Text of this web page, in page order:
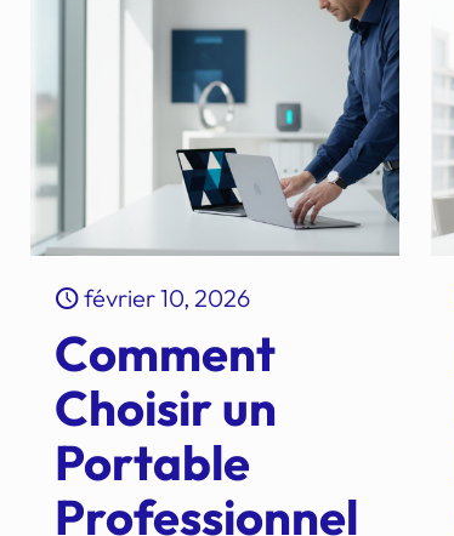
février 10, 2026
Comment
Choisir un
Portable
Professionnel